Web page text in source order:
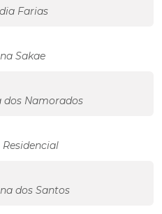
Farias
Sakae
dos Namorados
dos Santos